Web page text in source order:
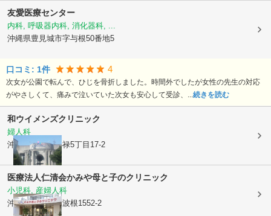
友愛医療センター
内科, 呼吸器内科, 消化器科, ...
沖縄県豊見城市字与根50番地5
口コミ: 1件 4
次女が公園で転んで、ひじを骨折しました。時間外でしたが女性の先生の対応
がやさしくて、痛みで泣いていた次女も安心して受診、...続きを読む
和ウイメンズクリニック
婦人科
沖縄県那覇市小禄5丁目17-2
医療法人仁清会かみや母と子のクリニック
小児科, 産婦人科
沖縄県糸満市阿波根1552-2